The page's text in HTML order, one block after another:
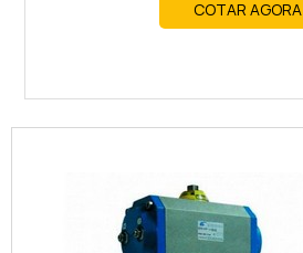
COTAR AGORA